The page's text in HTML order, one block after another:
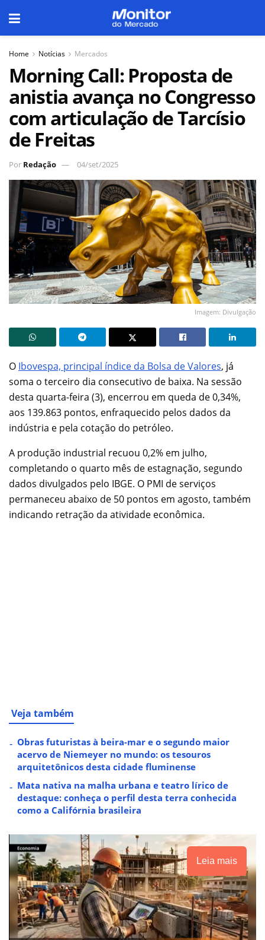
Home Notícias Mercados
Morning Call: Proposta de
anistia avança no Congresso
com articulação de Tarcísio
de Freitas
Por Redação 04/set/2025
Imagem: Divulgação
O Ibovespa, principal índice da Bolsa de Valores, já
soma o terceiro dia consecutivo de baixa. Na sessão
desta quarta-feira (3), encerrou em queda de 0,34%,
aos 139.863 pontos, enfraquecido pelos dados da
indústria e pela cotação do petróleo.
A produção industrial recuou 0,2% em julho,
completando o quarto mês de estagnação, segundo
dados divulgados pelo IBGE. O PMI de serviços
permaneceu abaixo de 50 pontos em agosto, também
indicando retração da atividade econômica.
Veja também
Obras futuristas à beira-mar e o segundo maior
acervo de Niemeyer no mundo: os tesouros
arquitetônicos desta cidade fluminense
Mata nativa na malha urbana e teatro lírico de
destaque: conheça o perfil desta terra conhecida
como a Califórnia brasileira
Leia mais